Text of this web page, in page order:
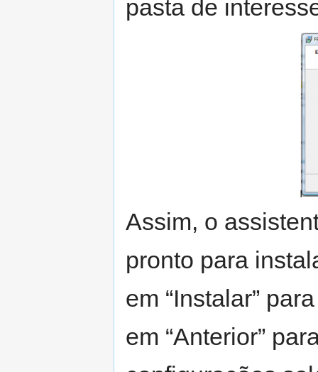
pasta de
Assim, o
pronto para
em “Instalar”
em “Anterior”